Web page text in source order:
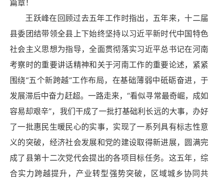
篇章！
王跃峰在回顾过去五年工作时指出，五年来，十二届
县委团结带领全县上下始终坚持以习近平新时代中国特色
社会主义思想为指导，全面贯彻落实习近平总书记在河南
考察时的重要讲话精神和关于河南工作的重要论述，紧紧
围绕“五个新跨越”工作布局，在基础薄弱中砥砺奋进，于
发展滞后中奋力赶超。一路走来，“看似寻常最奇崛，成如
容易却艰辛”，我们干成了一批打基础利长远的大事，办好
了一批惠民生暖民心的实事，实现了一系列具有标志性意
义的突破，经济社会发展和党的建设取得新进展，圆满完
成了县第十二次党代会提出的各项目标任务。这五年，综
合实力跨越提升，产业转型强势突破，区域城乡协同共